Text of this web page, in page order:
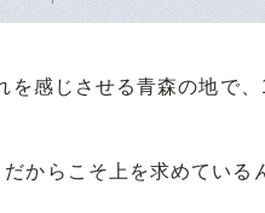
感じさせる青森の地で
からこそ上を求めている